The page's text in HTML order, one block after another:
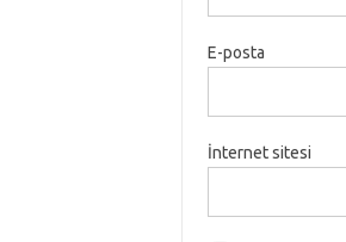
E-posta
İnternet sitesi